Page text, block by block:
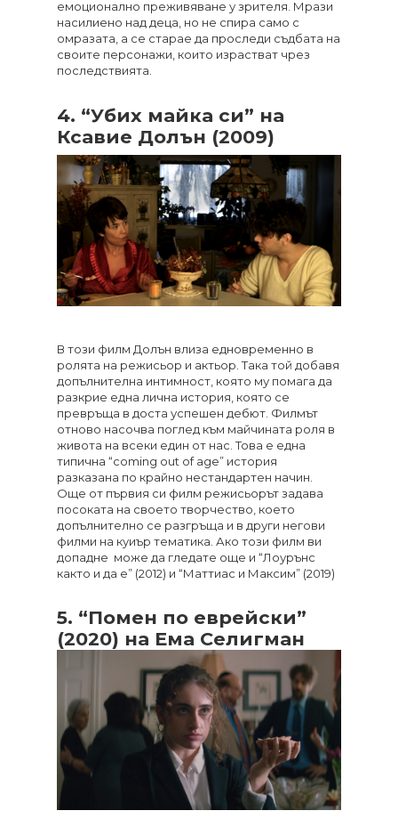
емоционално преживяване у зрителя. Мрази
насилиено над деца, но не спира само с
омразата, а се старае да проследи съдбата на
своите персонажи, които израстват чрез
последствията.
4. “Убих майка си” на
Ксавие Долън (2009)
В този филм Долън влиза едновременно в
ролята на режисьор и актьор. Така той добавя
допълнителна интимност, която му помага да
разкрие една лична история, която се
превръща в доста успешен дебют. Филмът
отново насочва поглед към майчината роля в
живота на всеки един от нас. Това е една
типична “coming out of age” история
разказана по крайно нестандартен начин.
Още от първия си филм режисьорът задава
посоката на своето творчество, което
допълнително се разгръща и в други негови
филми на куиър тематика. Ако този филм ви
допадне може да гледате още и “Лоурънс
както и да е” (2012) и “Маттиас и Максим” (2019)
5. “Помен по еврейски”
(2020) на Ема Селигман